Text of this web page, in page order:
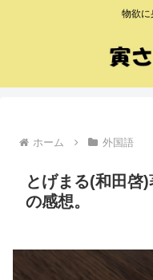
物欲に
ホーム 外国語
とげまる(和田啓)
の感想。